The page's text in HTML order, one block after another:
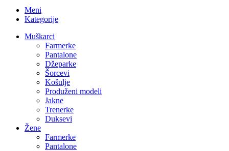
Meni
Kategorije
Muškarci
Farmerke
Pantalone
Džeparke
Šorcevi
Košulje
Produženi modeli
Jakne
Trenerke
Duksevi
Žene
Farmerke
Pantalone